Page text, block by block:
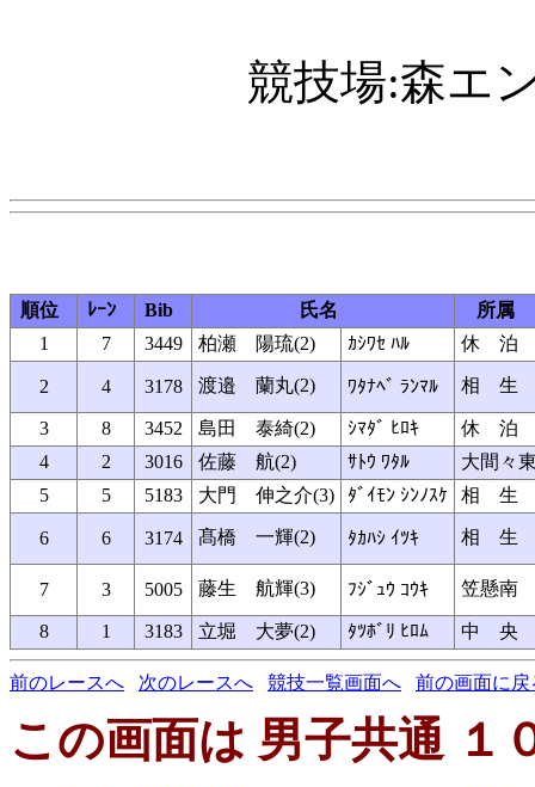
競技場:森エ
順位 ﾚｰﾝ Bib 氏名
所属
1
7 3449 柏瀬 陽琉(2) ｶｼﾜｾ ﾊﾙ 休 泊
2 4 3178 渡邉 蘭丸(2) ﾜﾀﾅﾍﾞ ﾗﾝﾏﾙ 相 生
3 8 3452 島田 泰綺(2) ｼﾏﾀﾞ ﾋﾛｷ
休 泊
4
2 3016 佐藤 航(2) ｻﾄｳ ﾜﾀﾙ
大間々
5
5 5183 大門 伸之介(3) ﾀﾞｲﾓﾝ ｼﾝﾉｽｹ 相 生
6 6 3174 髙橋 一輝(2) ﾀｶﾊｼ ｲﾂｷ 相 生
7 3 5005 藤生 航輝(3) ﾌｼﾞｭｳ ｺｳｷ 笠懸南
8 1 3183 立堀 大夢(2) ﾀﾂﾎﾞﾘ ﾋﾛﾑ 中 央
前のレースへ 次のレースへ 競技一覧画面へ 前の画面に戻
この画面は 男子共通 １